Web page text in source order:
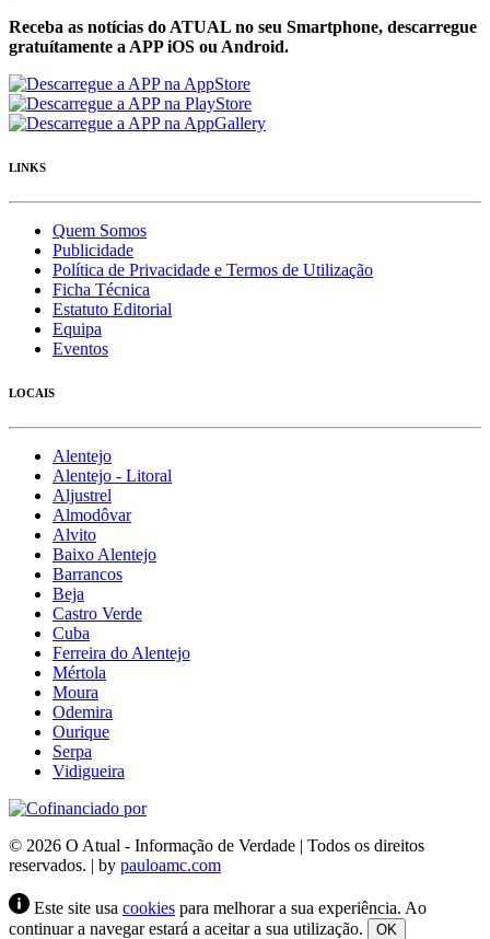
Receba as notícias do ATUAL no seu Smartphone, descarregue
gratuítamente a APP iOS ou Android.
LINKS
Quem Somos
Publicidade
Política de Privacidade e Termos de Utilização
Ficha Técnica
Estatuto Editorial
Equipa
Eventos
LOCAIS
Alentejo
Alentejo - Litoral
Aljustrel
Almodôvar
Alvito
Baixo Alentejo
Barrancos
Beja
Castro Verde
Cuba
Ferreira do Alentejo
Mértola
Moura
Odemira
Ourique
Serpa
Vidigueira
© 2026 O Atual - Informação de Verdade | Todos os direitos
reservados. | by pauloamc.com
Este site usa cookies para melhorar a sua experiência. Ao
continuar a navegar estará a aceitar a sua utilização.
OK